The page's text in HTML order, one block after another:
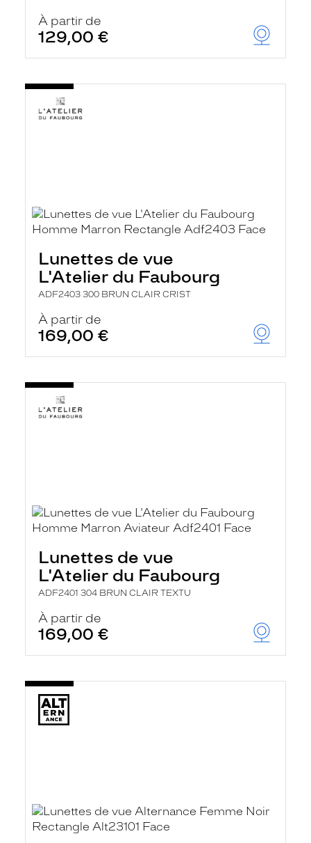
À partir de
129,00 €
Lunettes de vue
L'Atelier du Faubourg
ADF2403 300 BRUN CLAIR CRIST
À partir de
169,00 €
Lunettes de vue
L'Atelier du Faubourg
ADF2401 304 BRUN CLAIR TEXTU
À partir de
169,00 €